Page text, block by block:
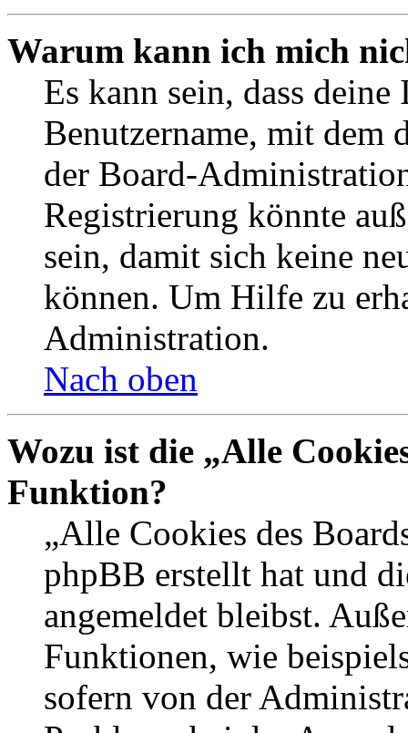
Warum kann ich mich
Es kann sein, dass
Benutzername, mit dem
der Board-
Registrierung könnte
sein, damit sich keine
können. Um Hilfe zu
Administration.
Nach oben
Wozu ist die „Alle
Funktion?
„Alle Cookies des
phpBB erstellt hat und
angemeldet bleibst.
Funktionen, wie
sofern von der